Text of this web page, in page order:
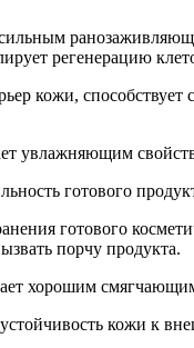
сильным
регенерацию
кожи,
увлажняющим
готового
готового
порчу продукта.
хорошим
кожи к